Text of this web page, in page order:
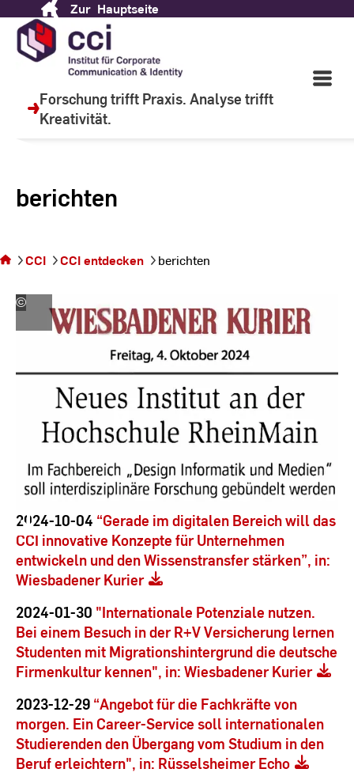
Content
Zur Hauptseite
Forschung trifft Praxis. Analyse trifft
Kreativität.
Open
Main
berichten
sich auf
berichten
CCI CCI entdecken berichten
©
CCI
2024-10-04 “Gerade im digitalen Bereich will das
CCI innovative Konzepte für Unternehmen
entwickeln und den Wissenstransfer stärken”, in:
Wiesbadener Kurier
2024-01-30 "Internationale Potenziale nutzen.
Bei einem Besuch in der R+V Versicherung lernen
Studenten mit Migrationshintergrund die deutsche
Firmenkultur kennen", in: Wiesbadener Kurier
2023-12-29 “Angebot für die Fachkräfte von
morgen. Ein Career-Service soll internationalen
Studierenden den Übergang vom Studium in den
Beruf erleichtern", in: Rüsselsheimer Echo